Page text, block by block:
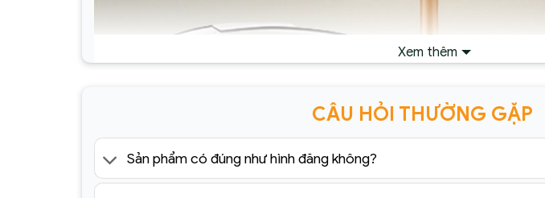
Xem thêm
CÂU HỎI THƯỜNG GẶP
Sản phẩm có đúng như hình đăng không?